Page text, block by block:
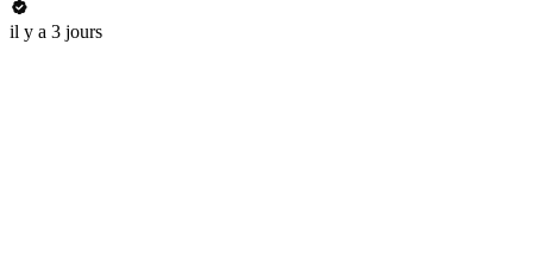
il y a 3 jours